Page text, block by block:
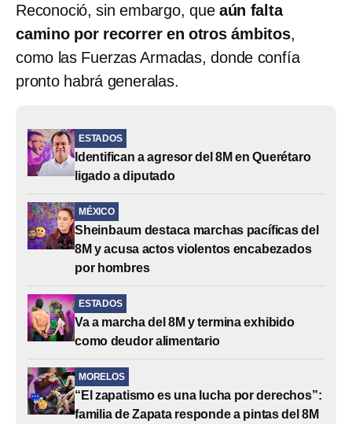
Reconoció, sin embargo, que aún falta
camino por recorrer en otros ámbitos,
como las Fuerzas Armadas, donde confía
pronto habrá generalas.
ESTADOS
Identifican a agresor del 8M en Querétaro
ligado a diputado
MÉXICO
Sheinbaum destaca marchas pacíficas del
8M y acusa actos violentos encabezados
por hombres
ESTADOS
Va a marcha del 8M y termina exhibido
como deudor alimentario
MORELOS
“El zapatismo es una lucha por derechos”:
familia de Zapata responde a pintas del 8M